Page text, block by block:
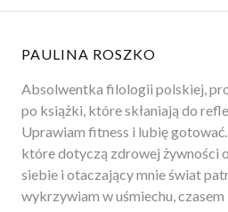
PAULINA ROSZKO
Absolwentka filologii polskiej,
po książki, które skłaniają do
Uprawiam fitness i lubię
które dotyczą zdrowej żywności
siebie i otaczający mnie świat
wykrzywiam w uśmiechu,